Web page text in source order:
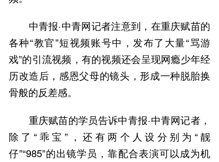
中青报·中青网记者注意到，在重庆赋苗的
各种“教官”短视频账号中，发布了大量“骂游
戏”的引流视频，有的视频还会呈现网瘾少年经
历改造后，感恩父母的镜头，形成一种脱胎换
骨般的反差感。
重庆赋苗的学员告诉中青报·中青网记者，
除了“乖宝”，还有两个人设分别为“靓
仔”“985”的出镜学员，靠配合表演可以成为机